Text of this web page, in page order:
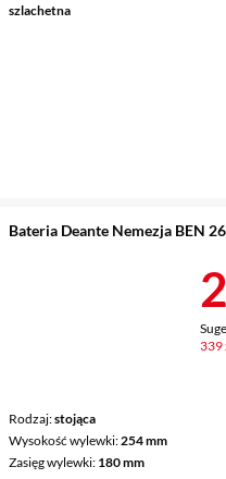
szlachetna
Bateria Deante Nemezja BEN
Rodzaj stojąca
Wysokość wylewki 254 mm
Zasięg wylewki 180 mm
339